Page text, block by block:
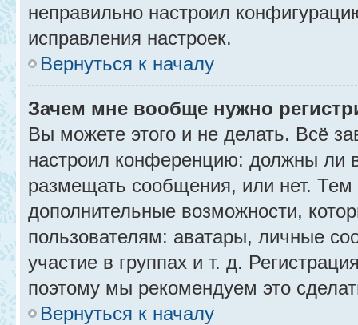
неправильно настроил
исправления настроек.
Вернуться к началу
Зачем мне вообще нужно
Вы можете этого и не делать. Всё
настроил конференцию: должны ли
размещать сообщения, или нет.
дополнительные возможности,
пользователям: аватары, личные
участие в группах и т. д.
поэтому мы рекомендуем это
Вернуться к началу